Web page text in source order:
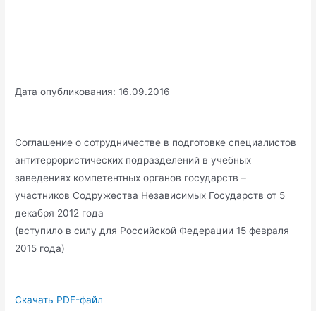
Дата опубликования: 16.09.2016
Соглашение о сотрудничестве в подготовке специалистов
антитеррористических подразделений в учебных
заведениях компетентных органов государств –
участников Содружества Независимых Государств от 5
декабря 2012 года
(вступило в силу для Российской Федерации 15 февраля
2015 года)
Скачать PDF-файл